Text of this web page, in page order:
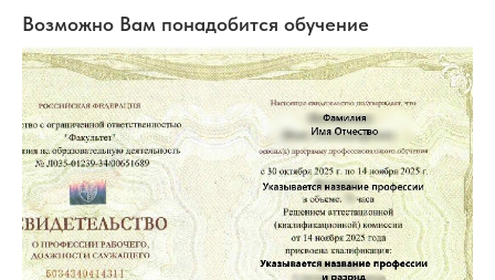
Возможно Вам понадобится обучение